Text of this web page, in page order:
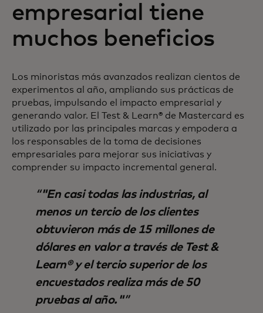
empresarial tiene
muchos beneficios
Los minoristas más avanzados realizan cientos de
experimentos al año, ampliando sus prácticas de
pruebas, impulsando el impacto empresarial y
generando valor. El Test & Learn® de Mastercard es
utilizado por las principales marcas y empodera a
los responsables de la toma de decisiones
empresariales para mejorar sus iniciativas y
comprender su impacto incremental general.
"En casi todas las industrias, al
menos un tercio de los clientes
obtuvieron más de 15 millones de
dólares en valor a través de Test &
Learn® y el tercio superior de los
encuestados realiza más de 50
pruebas al año."